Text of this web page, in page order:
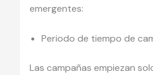
emergentes:
Periodo de tiempo de
Las campañas empiezan